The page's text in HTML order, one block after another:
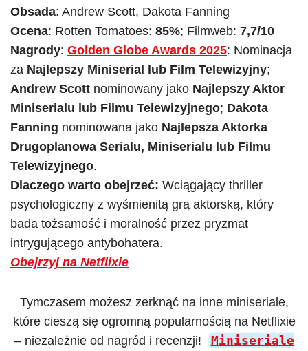
Obsada: Andrew Scott, Dakota Fanning
Ocena: Rotten Tomatoes: 85%; Filmweb: 7,7/10
Nagrody: Golden Globe Awards 2025: Nominacja
za Najlepszy Miniserial lub Film Telewizyjny;
Andrew Scott nominowany jako Najlepszy Aktor
Miniserialu lub Filmu Telewizyjnego; Dakota
Fanning nominowana jako Najlepsza Aktorka
Drugoplanowa Serialu, Miniserialu lub Filmu
Telewizyjnego.
Dlaczego warto obejrzeć: Wciągający thriller
psychologiczny z wyśmienitą grą aktorską, który
bada tożsamość i moralność przez pryzmat
intrygującego antybohatera.
Obejrzyj na Netflixie
Tymczasem możesz zerknąć na inne miniseriale,
które cieszą się ogromną popularnością na Netflixie
– niezależnie od nagród i recenzji!
Miniseriale